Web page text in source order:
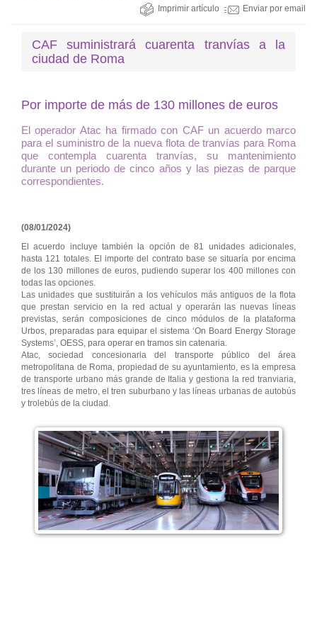
Imprimir artículo Enviar por email
CAF suministrará cuarenta tranvías a la
ciudad de Roma
Por importe de más de 130 millones de euros
El operador Atac ha firmado con CAF un acuerdo marco
para el suministro de la nueva flota de tranvías para Roma
que contempla cuarenta tranvías, su mantenimiento
durante un periodo de cinco años y las piezas de parque
correspondientes.
(08/01/2024)
El acuerdo incluye también la opción de 81 unidades adicionales,
hasta 121 totales. El importe del contrato base se situaría por encima
de los 130 millones de euros, pudiendo superar los 400 millones con
todas las opciones.
Las unidades que sustituirán a los vehículos más antiguos de la flota
que prestan servicio en la red actual y operarán las nuevas líneas
previstas, serán composiciones de cinco módulos de la plataforma
Urbos, preparadas para equipar el sistema ‘On Board Energy Storage
Systems’, OESS, para operar en tramos sin catenaria.
Atac, sociedad concesionaria del transporte público del área
metropolitana de Roma, propiedad de su ayuntamiento, es la empresa
de transporte urbano más grande de Italia y gestiona la red tranviaria,
tres líneas de metro, el tren suburbano y las líneas urbanas de autobús
y trolebús de la ciudad.